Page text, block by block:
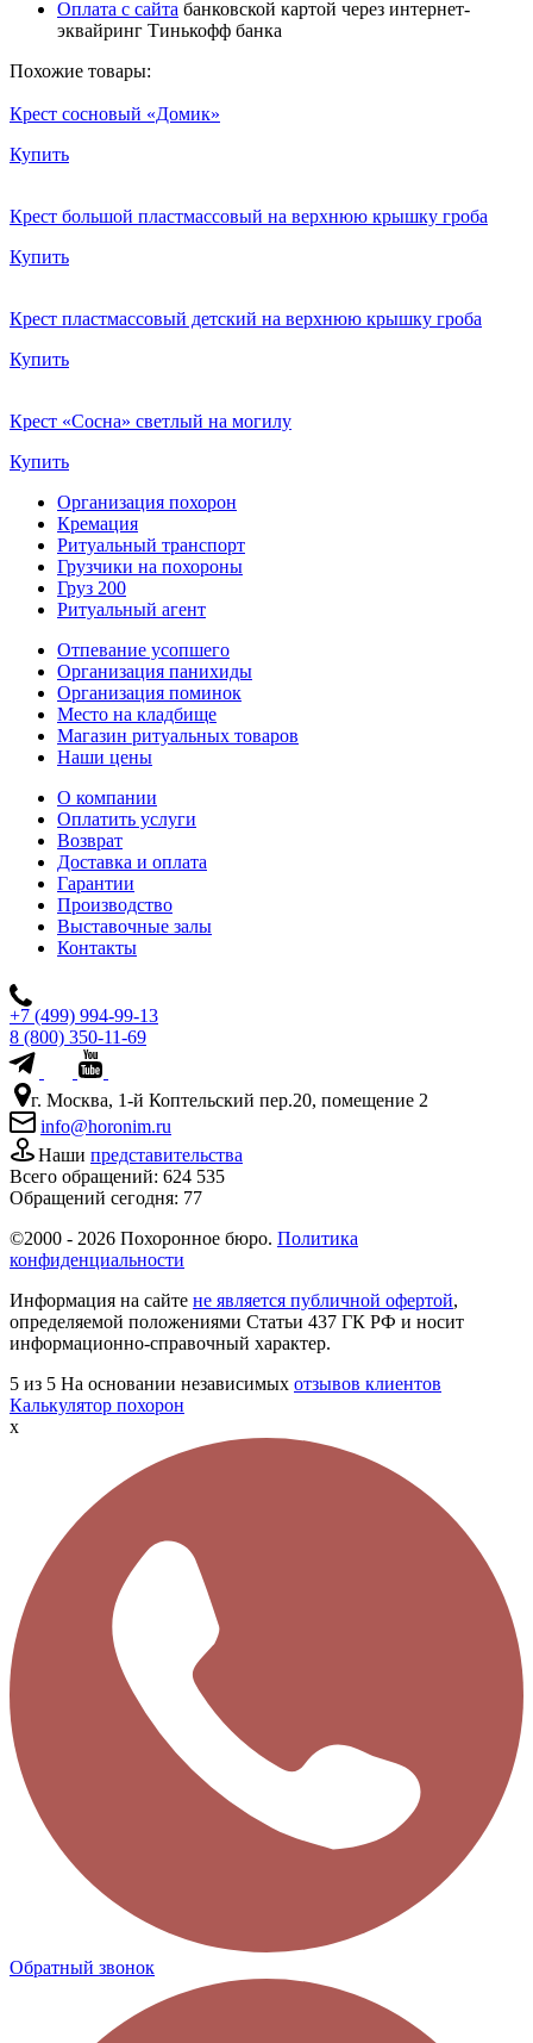
Оплата с сайта банковской картой через интернет-
эквайринг Тинькофф банка
Похожие товары:
Крест сосновый «Домик»
Купить
Крест большой пластмассовый на верхнюю крышку гроба
Купить
Крест пластмассовый детский на верхнюю крышку гроба
Купить
Крест «Сосна» светлый на могилу
Купить
Организация похорон
Кремация
Ритуальный транспорт
Грузчики на похороны
Груз 200
Ритуальный агент
Отпевание усопшего
Организация панихиды
Организация поминок
Место на кладбище
Магазин ритуальных товаров
Наши цены
О компании
Оплатить услуги
Возврат
Доставка и оплата
Гарантии
Производство
Выставочные залы
Контакты
+7 (499) 994-99-13
8 (800) 350-11-69
г. Москва, 1-й Коптельский пер.20, помещение 2
info@horonim.ru
Наши представительства
Всего обращений: 624 535
Обращений сегодня: 77
©2000 - 2026 Похоронное бюро. Политика
конфиденциальности
Информация на сайте не является публичной офертой,
определяемой положениями Статьи 437 ГК РФ и носит
информационно-справочный характер.
5 из 5 На основании независимых отзывов клиентов
Калькулятор похорон
x
Обратный звонок